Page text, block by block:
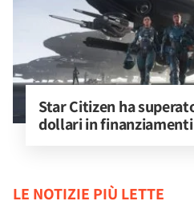
Star Citizen ha
dollari in
LE NOTIZIE PIÙ LETTE